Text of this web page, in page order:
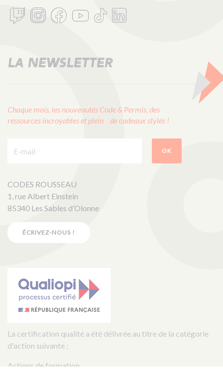
LA NEWSLETTER
Chaque mois, les nouveautés Code & Permis, des
ressources incroyables et plein de cadeaux stylés !
OK
CODES ROUSSEAU
1, rue Albert Einstein
85340 Les Sables d’Olonne
ÉCRIVEZ-NOUS !
La certification qualité a été délivrée au titre de la catégorie
d'action suivante :
Actions de formation